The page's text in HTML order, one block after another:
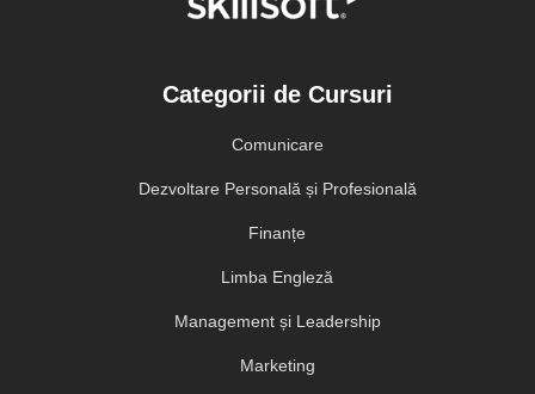
Categorii de Cursuri
Comunicare
Dezvoltare Personală și Profesională
Finanțe
Limba Engleză
Management și Leadership
Marketing